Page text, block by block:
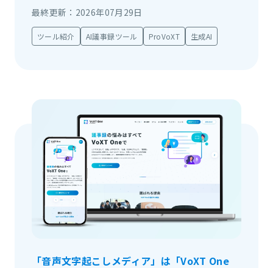
最終更新：2026年07月29日
ツール紹介 AI議事録ツール ProVoXT 生成AI
「音声文字起こしメディア」は「VoXT One